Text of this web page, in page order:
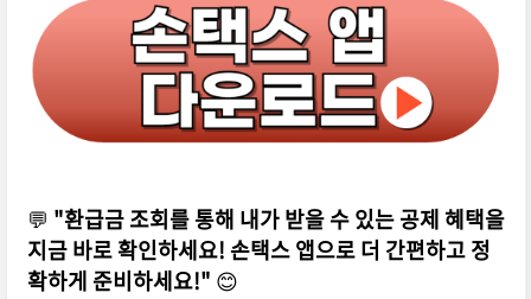
💬 "환급금 조회를 통해 내가 받을 수 있는 공제 혜택을
지금 바로 확인하세요! 손택스 앱으로 더 간편하고 정
확하게 준비하세요!" 😊